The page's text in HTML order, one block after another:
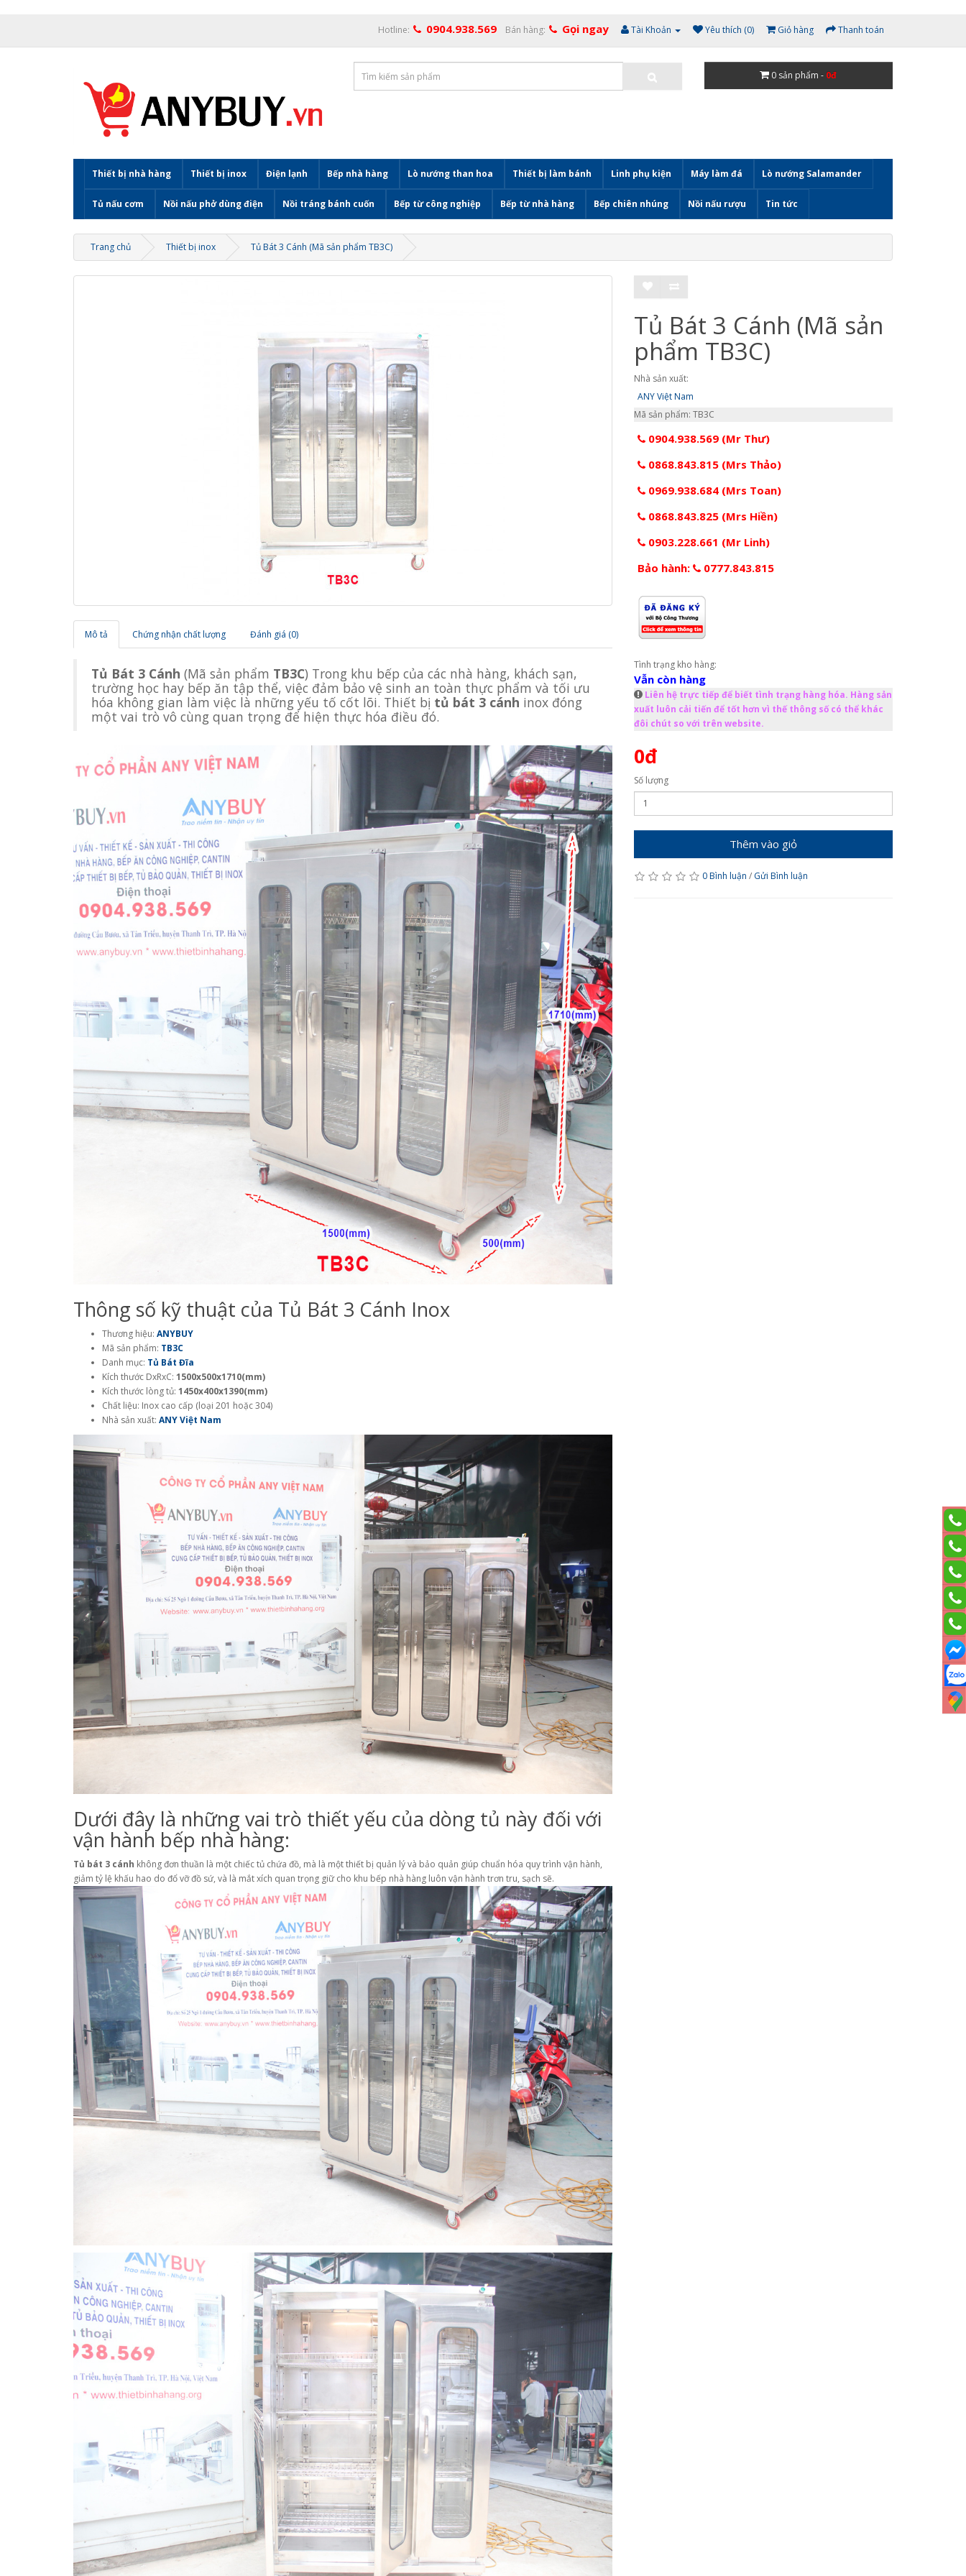
Hotline: 0904.938.569 Bán hàng: Gọi ngay Tài Khoản Yêu thích (0) Giỏ hàng Thanh toán
0 sản phẩm - 0đ
Thiết bị nhà hàng Thiết bị inox Điện lạnh Bếp nhà hàng Lò nướng than hoa Thiết bị làm bánh Linh phụ kiện Máy làm đá Lò nướng Salamander
Tủ nấu cơm Nồi nấu phở dùng điện Nồi tráng bánh cuốn Bếp từ công nghiệp Bếp từ nhà hàng Bếp chiên nhúng Nồi nấu rượu Tin tức
Trang chủ Thiết bị inox Tủ Bát 3 Cánh (Mã sản phẩm TB3C)
Mô tả Chứng nhận chất lượng Đánh giá (0)
Tủ Bát 3 Cánh (Mã sản phẩm TB3C) Trong khu bếp của các nhà hàng, khách sạn,
trường học hay bếp ăn tập thể, việc đảm bảo vệ sinh an toàn thực phẩm và tối ưu
hóa không gian làm việc là những yếu tố cốt lõi. Thiết bị tủ bát 3 cánh inox đóng
một vai trò vô cùng quan trọng để hiện thực hóa điều đó.
Thông số kỹ thuật của Tủ Bát 3 Cánh Inox
Thương hiệu: ANYBUY
Mã sản phẩm: TB3C
Danh mục: Tủ Bát Đĩa
Kích thước DxRxC: 1500x500x1710(mm)
Kích thước lòng tủ: 1450x400x1390(mm)
Chất liệu: Inox cao cấp (loại 201 hoặc 304)
Nhà sản xuất: ANY Việt Nam
Dưới đây là những vai trò thiết yếu của dòng tủ này đối với
vận hành bếp nhà hàng:
Tủ bát 3 cánh không đơn thuần là một chiếc tủ chứa đồ, mà là một thiết bị quản lý và bảo quản giúp chuẩn hóa quy trình vận hành,
giảm tỷ lệ khấu hao do đổ vỡ đồ sứ, và là mắt xích quan trọng giữ cho khu bếp nhà hàng luôn vận hành trơn tru, sạch sẽ.
Tủ Bát 3 Cánh (Mã sản
phẩm TB3C)
Nhà sản xuất:
ANY Việt Nam
Mã sản phẩm: TB3C
0904.938.569 (Mr Thư)
0868.843.815 (Mrs Thảo)
0969.938.684 (Mrs Toan)
0868.843.825 (Mrs Hiền)
0903.228.661 (Mr Linh)
Bảo hành:
0777.843.815
Tình trạng kho hàng:
Vẫn còn hàng
Liên hệ trực tiếp để biết tình trạng hàng hóa. Hàng sản
xuất luôn cải tiến để tốt hơn vì thế thông số có thể khác
đôi chút so với trên website.
0đ
Số lượng
Thêm vào giỏ
0 Bình luận / Gửi Bình luận